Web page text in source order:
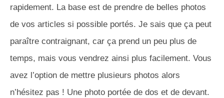
rapidement. La base est de prendre de belles photos
de vos articles si possible portés. Je sais que ça peut
paraître contraignant, car ça prend un peu plus de
temps, mais vous vendrez ainsi plus facilement. Vous
avez l’option de mettre plusieurs photos alors
n’hésitez pas ! Une photo portée de dos et de devant.